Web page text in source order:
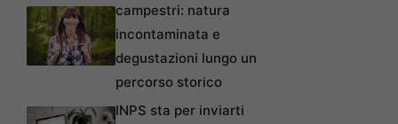
campestri: natura
incontaminata e
degustazioni lungo un
percorso storico
INPS sta per inviarti